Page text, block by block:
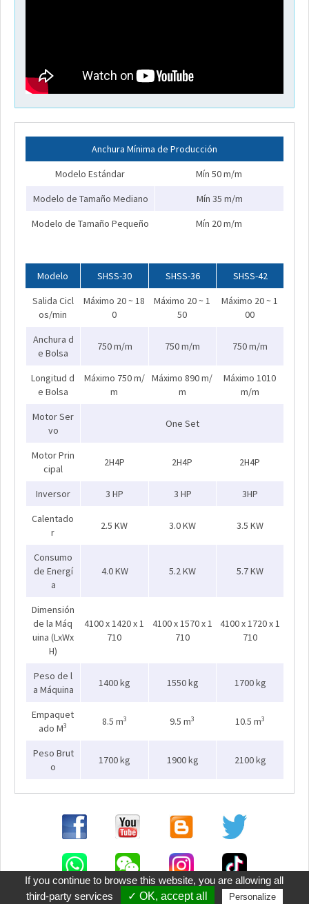
Anchura Mínima de Producción
Modelo Estándar
Mín 50 m/m
Modelo de Tamaño Mediano
Mín 35 m/m
Modelo de Tamaño Pequeño
Mín 20 m/m
Modelo SHSS-30 SHSS-36
SHSS-42
Salida Cicl
os/min
Máximo 20 ~ 18
0
Máximo 20 ~ 1
50
Máximo 20 ~ 1
00
Anchura d
e Bolsa
750 m/m 750 m/m 750 m/m
Longitud d
e Bolsa
Máximo 750 m/
m
Máximo 890 m/
m
Máximo 1010
m/m
Motor Ser
vo
One Set
Motor Prin
cipal
2H4P 2H4P 2H4P
Inversor 3 HP 3 HP
3HP
Calentado
r
2.5 KW 3.0 KW 3.5 KW
Consumo
de Energí
a
4.0 KW 5.2 KW 5.7 KW
Dimensión
de la Máq
uina (LxWx
H)
4100 x 1420 x 1
710
4100 x 1570 x 1
710
4100 x 1720 x 1
710
Peso de l
a Máquina
1400 kg 1550 kg 1700 kg
Empaquet
ado M3 8.5 m3 9.5 m3 10.5 m3
Peso Brut
o
1700 kg 1900 kg 2100 kg
If you continue to browse this website, you are allowing all
third-party services
✓ OK, accept all Personalize